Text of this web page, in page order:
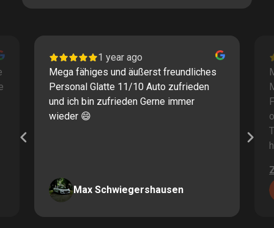
1 year ago
Mega fähiges und äußerst freundliches
Personal Glatte 11/10 Auto zufrieden
und ich bin zufrieden Gerne immer
wieder 😄
Max Schwiegershausen